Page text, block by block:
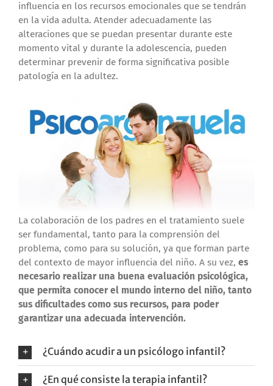
influencia en los recursos emocionales que se tendrán
en la vida adulta. Atender adecuadamente las
alteraciones que se puedan presentar durante este
momento vital y durante la adolescencia, pueden
determinar prevenir de forma significativa posible
patología en la adultez.
La colaboración de los padres en el tratamiento suele
ser fundamental, tanto para la comprensión del
problema, como para su solución, ya que forman parte
del contexto de mayor influencia del niño. A su vez, es
necesario realizar una buena evaluación psicológica,
que permita conocer el mundo interno del niño, tanto
sus dificultades como sus recursos, para poder
garantizar una adecuada intervención.
¿Cuándo acudir a un psicólogo infantil?
¿En qué consiste la terapia infantil?